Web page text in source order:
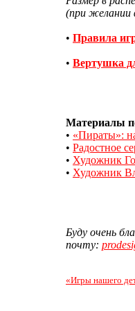
(при желании
• Правила
• Вертушка
Материалы
• «Пираты»:
• Радостное
• Художник
• Художник
Буду очень
почту:
«Игры нашего